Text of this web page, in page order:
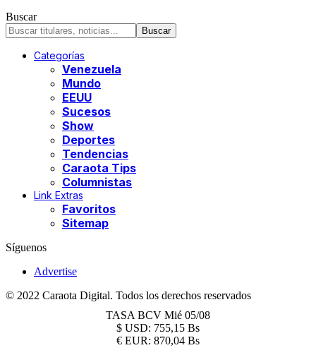
Buscar
Categorías
Venezuela
Mundo
EEUU
Sucesos
Show
Deportes
Tendencias
Caraota Tips
Columnistas
Link Extras
Favoritos
Sitemap
Síguenos
Advertise
© 2022 Caraota Digital. Todos los derechos reservados
TASA BCV Mié 05/08
$ USD: 755,15 Bs
€ EUR: 870,04 Bs